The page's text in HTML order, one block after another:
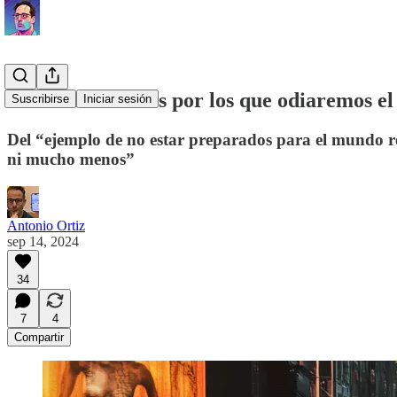
Suscribirse Iniciar sesión
Todos los motivos por los que odiaremos
Del “ejemplo de no estar preparados para el mundo
ni mucho menos”
Antonio Ortiz
sep 14, 2024
34
7
4
Compartir